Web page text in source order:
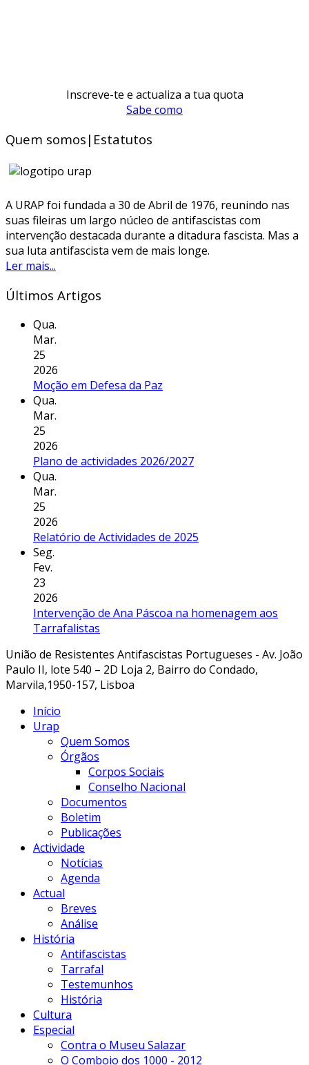
Inscreve-te e actualiza a tua quota
Sabe como
Quem somos|Estatutos
A URAP foi fundada a 30 de Abril de 1976, reunindo nas
suas fileiras um largo núcleo de antifascistas com
intervenção destacada durante a ditadura fascista. Mas a
sua luta antifascista vem de mais longe.
Ler mais...
Últimos Artigos
Qua.
Mar.
25
2026
Moção em Defesa da Paz
Qua.
Mar.
25
2026
Plano de actividades 2026/2027
Qua.
Mar.
25
2026
Relatório de Actividades de 2025
Seg.
Fev.
23
2026
Intervenção de Ana Páscoa na homenagem aos
Tarrafalistas
União de Resistentes Antifascistas Portugueses - Av. João
Paulo II, lote 540 – 2D Loja 2, Bairro do Condado,
Marvila,1950-157, Lisboa
Início
Urap
Quem Somos
Órgãos
Corpos Sociais
Conselho Nacional
Documentos
Boletim
Publicações
Actividade
Notícias
Agenda
Actual
Breves
Análise
História
Antifascistas
Tarrafal
Testemunhos
História
Cultura
Especial
Contra o Museu Salazar
O Comboio dos 1000 - 2012